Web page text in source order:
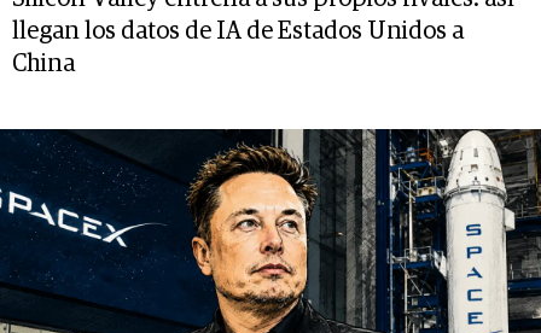
llegan los datos de IA de Estados Unidos a
China